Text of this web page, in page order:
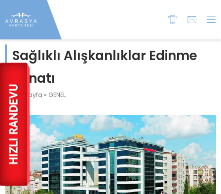
Sağlıklı Alışkanlıklar Edinme
Sanatı
Anasayfa » GENEL